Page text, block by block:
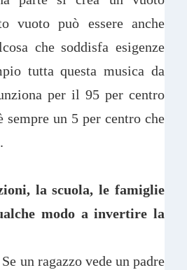
vuoto può essere anche
che soddisfa esigenze
tutta questa musica da
per il 95 per centro
sempre un 5 per centro che
la scuola, le famiglie
modo a invertire la
un ragazzo vede un padre